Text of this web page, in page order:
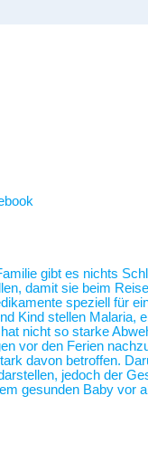
gibt es nichts
damit sie beim
speziell für
Kind stellen Malaria,
nicht so starke
vor den Ferien
davon betroffen.
jedoch der
gesunden Baby vor